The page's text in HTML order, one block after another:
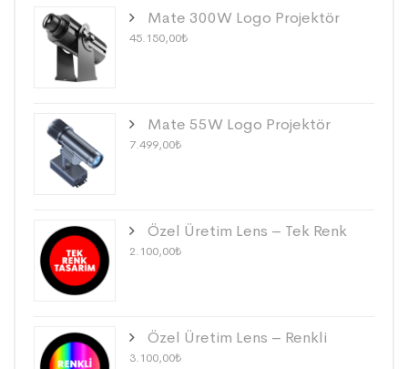
Mate 300W Logo Projektör
45.150,00₺
Mate 55W Logo Projektör
7.499,00₺
Özel Üretim Lens – Tek Renk
2.100,00₺
Özel Üretim Lens – Renkli
3.100,00₺